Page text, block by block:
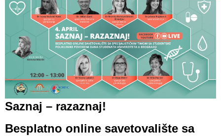
Saznaj – razaznaj!
Besplatno online savetovalište sa
for
Specialist
consultation
Department
for
promotion
and
prevention
for Medical